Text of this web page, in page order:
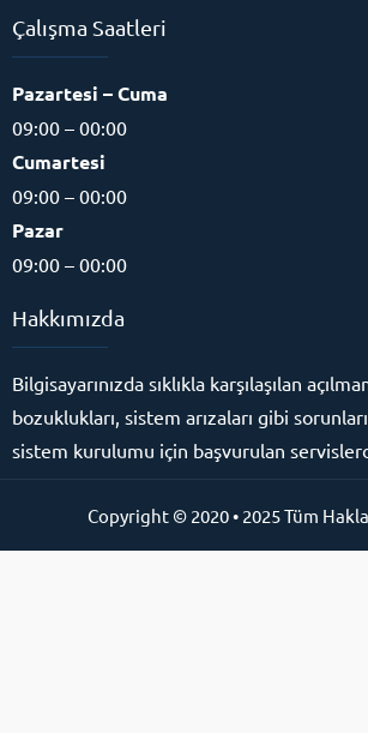
Çalışma Saatleri
Pazartesi – Cuma
09:00 – 00:00
Cumartesi
09:00 – 00:00
Pazar
09:00 – 00:00
Hakkımızda
Bilgisayarınızda sıklıkla karşılaşılan
bozuklukları, sistem arızaları gibi
sistem kurulumu için başvurulan
Copyright © 2020 • 2025 Tüm